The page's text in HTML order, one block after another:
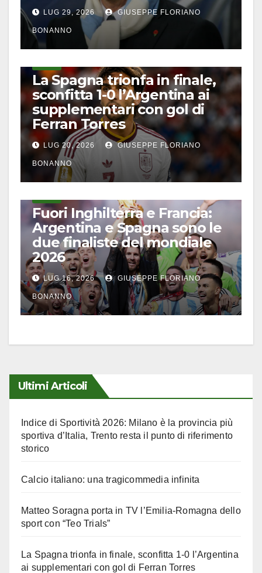
LUG 29, 2026 GIUSEPPE FLORIANO
BONANNO
La Spagna trionfa in finale,
sconfitta 1-0 l’Argentina ai
supplementari con gol di
Ferran Torres
LUG 20, 2026 GIUSEPPE FLORIANO
BONANNO
Fuori Inghilterra e Francia:
Argentina e Spagna sono le
due finaliste del mondiale
2026
LUG 16, 2026 GIUSEPPE FLORIANO
BONANNO
Ultimi Articoli
Indice di Sportività 2026: Milano è la provincia più
sportiva d’Italia, Trento resta il punto di riferimento
storico
Calcio italiano: una tragicommedia infinita
Matteo Soragna porta in TV l’Emilia-Romagna dello
sport con “Teo Trials”
La Spagna trionfa in finale, sconfitta 1-0 l’Argentina
ai supplementari con gol di Ferran Torres